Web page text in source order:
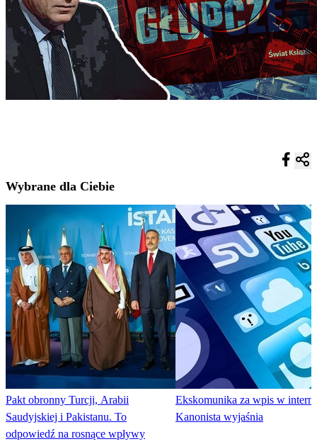
Wybrane dla Ciebie
Pakt obronny Turcji, Arabii
Saudyjskiej i Pakistanu. To
odpowiedź na rosnące wpływy
Ekskomunika za wpis w
Kanonista wyjaśnia